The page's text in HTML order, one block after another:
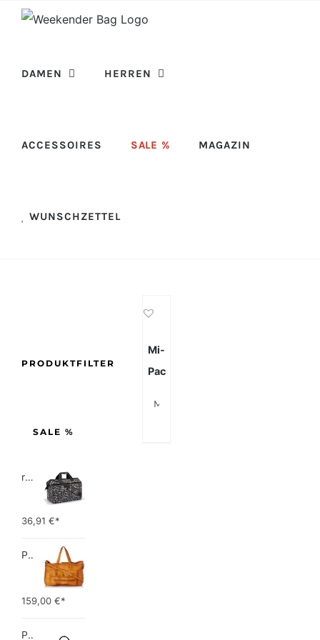
Skip
DAMEN HERREN
ACCESSOIRES SALE % MAGAZIN
WUNSCHZETTEL
Mi-
Pac
PRODUKTFILTER
SALE %
reisenthel allrounder L pocket  Vielseitige Doktortasche für Reise, Arbeit und Freizeit  Mit praktischer Trolley…
36,91 €*
PIECES TOTALLY ROYAL LEATHER TRAVEL BAG 17055349 Damen Umhängetaschen ,1 Groesse (51 x 33 x 14,5 cm)
159,00 €*
Picard Unisex-Erwachsene Buddy Gepäck- Handgepäck